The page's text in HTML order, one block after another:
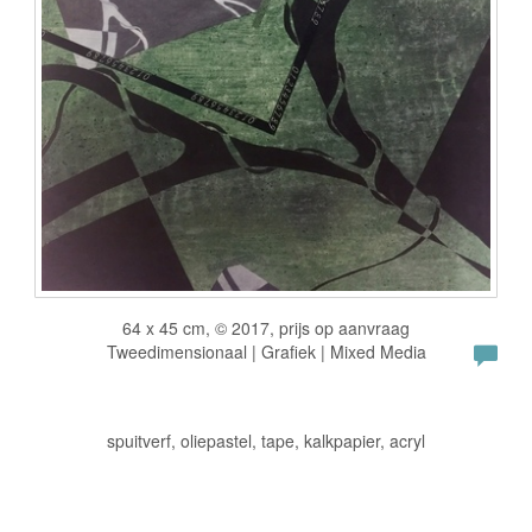
64 x 45 cm, © 2017, prijs op aanvraag
Tweedimensionaal | Grafiek | Mixed Media
spuitverf, oliepastel, tape, kalkpapier, acryl